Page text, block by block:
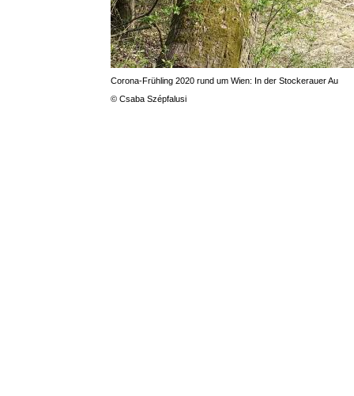
Corona-Frühling 2020 rund um Wien: In der Stockerauer Au
© Csaba Szépfalusi